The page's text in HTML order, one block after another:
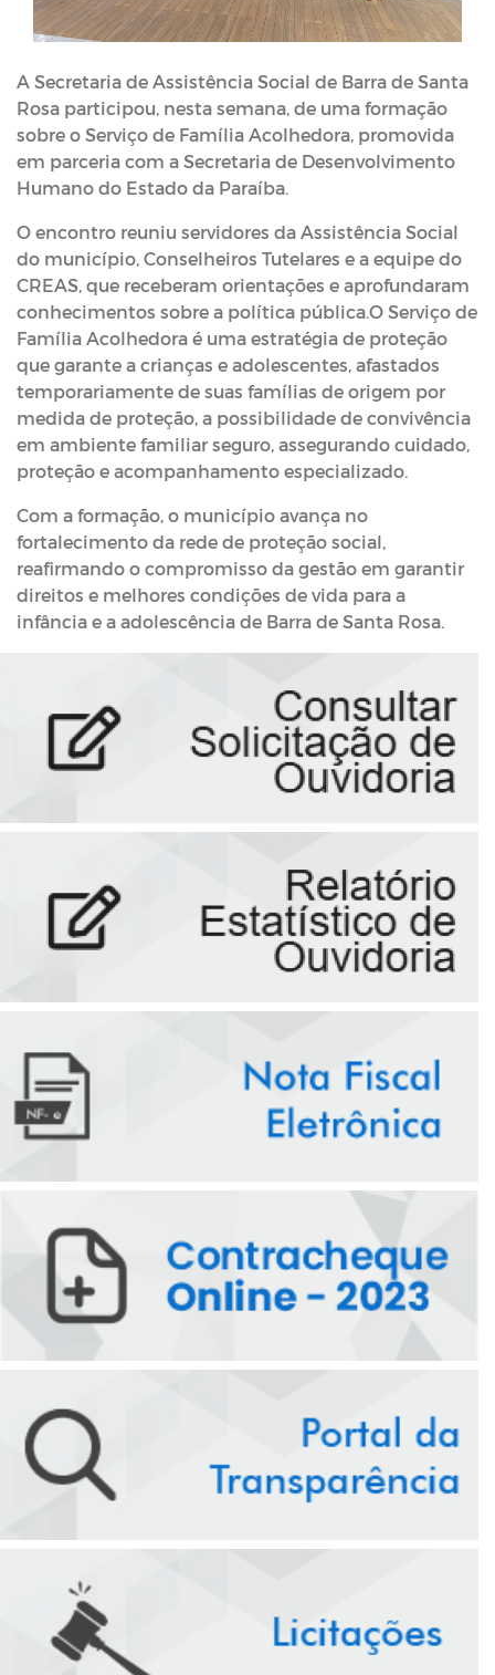
A Secretaria de Assistência Social de Barra de Santa
Rosa participou, nesta semana, de uma formação
sobre o Serviço de Família Acolhedora, promovida
em parceria com a Secretaria de Desenvolvimento
Humano do Estado da Paraíba.
O encontro reuniu servidores da Assistência Social
do município, Conselheiros Tutelares e a equipe do
CREAS, que receberam orientações e aprofundaram
conhecimentos sobre a política pública.O Serviço de
Família Acolhedora é uma estratégia de proteção
que garante a crianças e adolescentes, afastados
temporariamente de suas famílias de origem por
medida de proteção, a possibilidade de convivência
em ambiente familiar seguro, assegurando cuidado,
proteção e acompanhamento especializado.
Com a formação, o município avança no
fortalecimento da rede de proteção social,
reafirmando o compromisso da gestão em garantir
direitos e melhores condições de vida para a
infância e a adolescência de Barra de Santa Rosa.